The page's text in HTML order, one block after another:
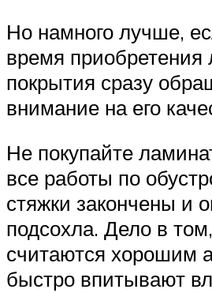
Но намного лучше,
время приобретения
покрытия сразу
внимание на его
Не покупайте
все работы по
стяжки закончены и
подсохла. Дело в
считаются хорошим
быстро впитывают